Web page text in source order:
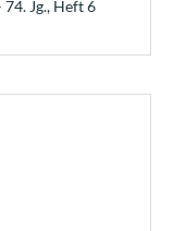
Jg., Heft 6